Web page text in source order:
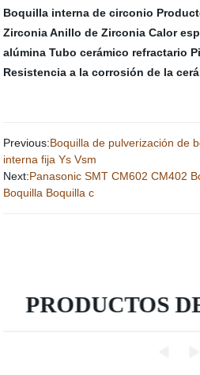
Boquilla interna de circonio
Zirconia Anillo de Zirconia Calor
alúmina Tubo cerámico refractario
Resistencia a la corrosión de la
Previous:Boquilla de pulverización de
interna fija Ys Vsm
Next:Panasonic SMT CM602 CM402
Boquilla Boquilla c
PRODUCTOS